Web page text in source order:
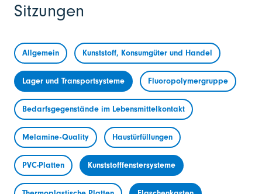
Sitzungen
Allgemein Kunststoff, Konsumgüter und Handel
Lager und Transportsysteme Fluoropolymergruppe
Bedarfsgegenstände im Lebensmittelkontakt
Melamine-Quality Haustürfüllungen
PVC-Platten Kunststofffenstersysteme